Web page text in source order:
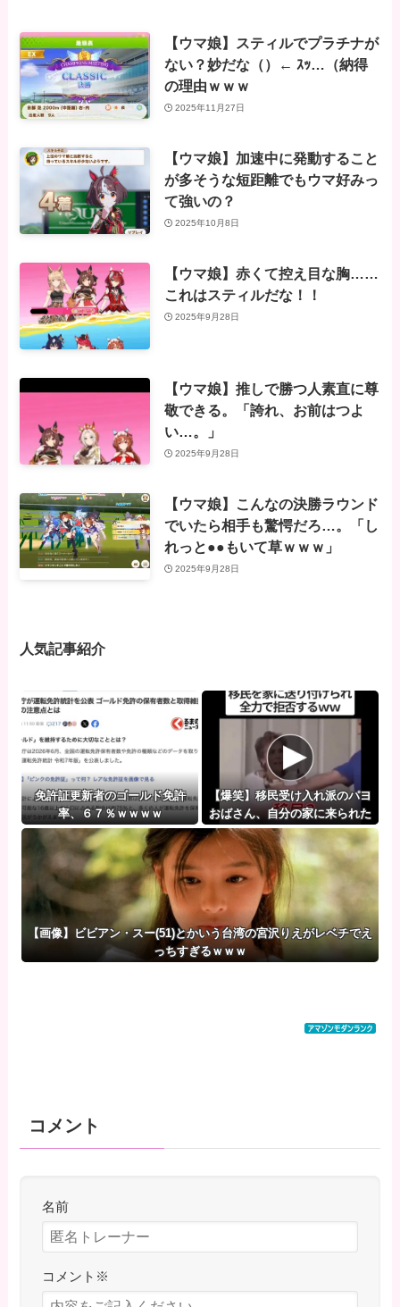
【ウマ娘】スティルでプラチナが
ない？妙だな（）← ｽｯ…（納得
の理由ｗｗｗ
2025年11月27日
【ウマ娘】加速中に発動すること
が多そうな短距離でもウマ好みっ
て強いの？
2025年10月8日
【ウマ娘】赤くて控え目な胸……
これはスティルだな！！
2025年9月28日
【ウマ娘】推しで勝つ人素直に尊
敬できる。「誇れ、お前はつよ
い…。」
2025年9月28日
【ウマ娘】こんなの決勝ラウンド
でいたら相手も驚愕だろ…。「し
れっと●●もいて草ｗｗｗ」
2025年9月28日
人気記事紹介
免許証更新者のゴールド免許
率、６７％ｗｗｗｗ
【爆笑】移民受け入れ派のパヨ
おばさん、自分の家に来られた
ら全力で拒否るｗｗｗｗｗｗｗ
ｗｗｗ
【画像】ビビアン・スー(51)とかいう台湾の宮沢りえがレベチでえ
っちすぎるｗｗｗ
コメント
名前
コメント ※